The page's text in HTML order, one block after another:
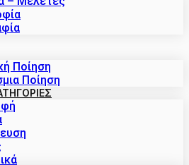
Ποίηση
Ποίηση